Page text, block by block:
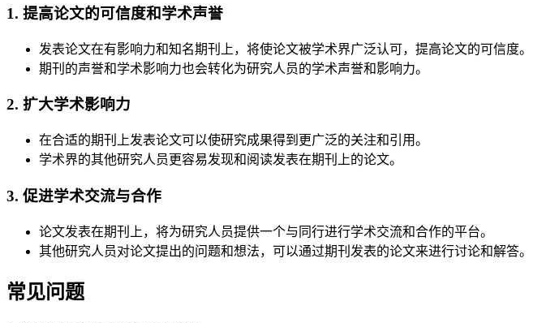
1. 提高论文的可信度和学术声誉
发表论文在有影响力和知名期刊上，将使论文被学术界广泛认可，提高论文的可信度。
期刊的声誉和学术影响力也会转化为研究人员的学术声誉和影响力。
2. 扩大学术影响力
在合适的期刊上发表论文可以使研究成果得到更广泛的关注和引用。
学术界的其他研究人员更容易发现和阅读发表在期刊上的论文。
3. 促进学术交流与合作
论文发表在期刊上，将为研究人员提供一个与同行进行学术交流和合作的平台。
其他研究人员对论文提出的问题和想法，可以通过期刊发表的论文来进行讨论和解答。
常见问题